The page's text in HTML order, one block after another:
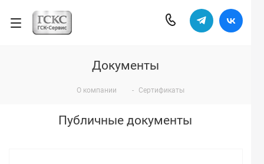
Документы
О компании - Сертификаты
Публичные документы